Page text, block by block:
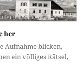
her
Aufnahme blicken,
ein völliges Rätsel,